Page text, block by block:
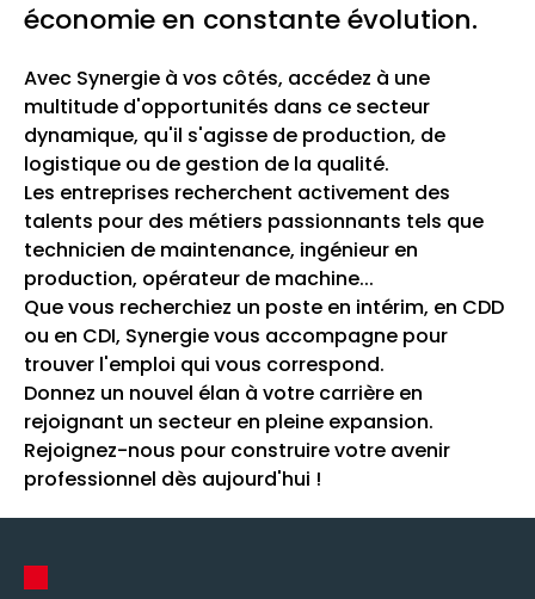
économie en constante évolution.
Avec Synergie à vos côtés, accédez à une
multitude d'opportunités dans ce secteur
dynamique, qu'il s'agisse de production, de
logistique ou de gestion de la qualité.
Les entreprises recherchent activement des
talents pour des métiers passionnants tels que
technicien de maintenance, ingénieur en
production, opérateur de machine...
Que vous recherchiez un poste en intérim, en CDD
ou en CDI, Synergie vous accompagne pour
trouver l'emploi qui vous correspond.
Donnez un nouvel élan à votre carrière en
rejoignant un secteur en pleine expansion.
Rejoignez-nous pour construire votre avenir
professionnel dès aujourd'hui !